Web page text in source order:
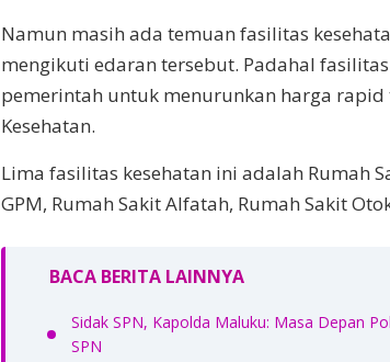
Namun masih ada temuan fasilitas
mengikuti edaran tersebut. Padahal
pemerintah untuk menurunkan harga
Kesehatan.
Lima fasilitas kesehatan ini adalah Rumah
GPM, Rumah Sakit Alfatah, Rumah Sakit
BACA BERITA LAINNYA
Sidak SPN, Kapolda Maluku: Masa Depan
SPN